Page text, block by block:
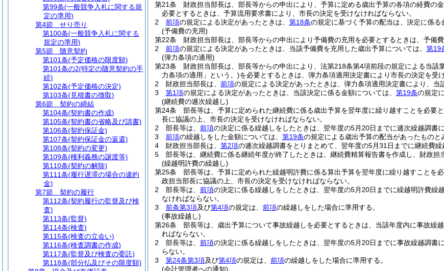
第21条
財政担当部長は、部長等からの申出により、予算に定める歳出予算の各項の経費の
必要とするときは、予算流用要求書により、市長の決定を受けなければならない。
2
前項の規定による決定があったときは、 第18条の規定に基づく予算の配当は、決定に係る
(予備費の充用)
第22条
財政担当部長は、部長等からの申出により予備費の充用を必要とするときは、予備
2
前項の規定による決定があったときは、当該予備費を充用した歳出予算については、 第19
(弾力条項の適用)
第23条
財政担当部長は、部長等からの申出により、法第218条第4項前段の規定による当該
力条項の適用」という。)を必要とするときは、弾力条項適用決定書により市長の決定を受
2
財政担当部長は、 前項の規定による決定があったときは、弾力条項適用決定書により、当
3
第1項の規定による決定があったときは、当該決定に係る金額については、 第19条の規定
(継続費の逓次繰越し)
第24条
部長等は、予算に定められた継続費に係る歳出予算を翌年度に繰り越すことを必要
長に協議の上、市長の決定を受けなければならない。
2
部長等は、 前項の決定に係る繰越しをしたときは、翌年度の5月20日までに逓次繰越調書
3
前項の繰越しをした金額については、 第19条の規定による歳出予算の配当があったものと
4
財政担当部長は、 第2項の逓次繰越調書をとりまとめて、翌年度の5月31日までに継続費繰
5
部長等は、継続費に係る継続年度が終了したときは、継続費精算報告書を作成し、財政担
(繰越明許費の繰越し)
第25条
部長等は、予算に定められた繰越明許費に係る算出予算を翌年度に繰り越すことを
政担当部長に協議の上、市長の決定を受けなければならない。
2
部長等は、 前項の決定に係る繰越しをしたときは、翌年度の5月20日までに繰越明許費繰
なければならない。
3
前条第3項及び第4項の規定は、 前項の繰越しをした場合に準用する。
(事故繰越し)
第26条
部長等は、歳出予算について事故繰越しを必要とするときは、当該年度内に事故繰
ればならない。
2
部長等は、 前項の決定に係る繰越しをしたときは、翌年度の5月20日までに事故繰越調書
らない。
3
第24条第3項及び第4項の規定は、 前項の繰越しをした場合に準用する。
(会計管理者への通知)
第99条(一般競争入札に関する規
定の準用)
第4節
せり売り
第100条(一般競争入札に関する
規定の準用)
第5節
随意契約
第101条(予定価格の限度額)
第101条の2(特定の随意契約の手
続)
第102条(予定価格の決定)
第103条(見積書の徴取)
第6節
契約の締結
第104条(契約書の作成)
第105条(契約書の省略及び請書)
第106条(契約保証金)
第107条(契約保証金の返還)
第108条(契約の変更)
第109条(権利義務の譲渡等)
第110条(契約の解除)
第111条(履行遅滞の場合の違約
金)
第7節
契約の履行
第112条(契約履行の監督及び検
査)
第113条(監督)
第114条(検査)
第115条(検査の立会い)
第116条(検査調書の作成)
第117条(監督及び検査の委託)
第118条(部分払及びその限度額)